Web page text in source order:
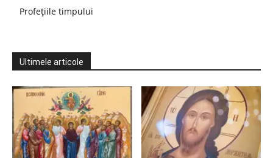
Profețiile timpului
Ultimele articole